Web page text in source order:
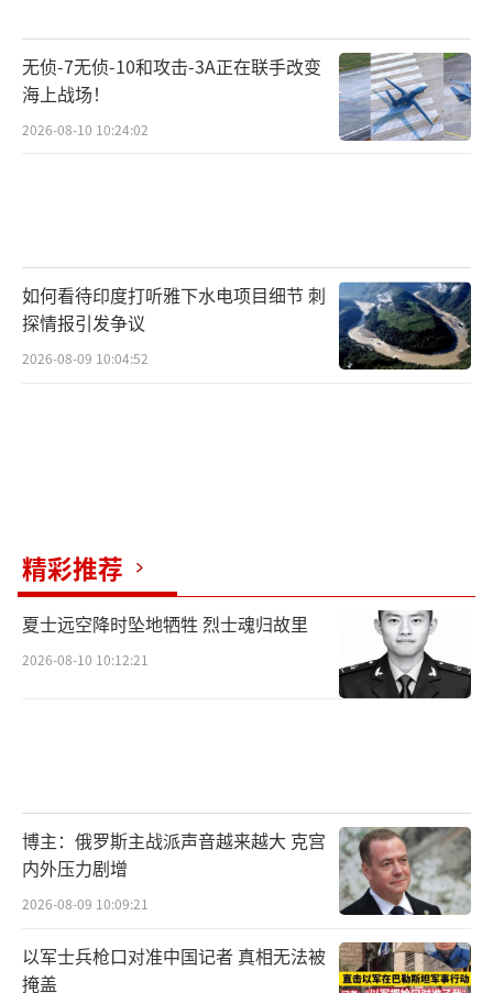
无侦-7无侦-10和攻击-3A正在联手改变
海上战场！
2026-08-10 10:24:02
如何看待印度打听雅下水电项目细节 刺
探情报引发争议
2026-08-09 10:04:52
精彩推荐
夏士远空降时坠地牺牲 烈士魂归故里
2026-08-10 10:12:21
博主：俄罗斯主战派声音越来越大 克宫
内外压力剧增
2026-08-09 10:09:21
以军士兵枪口对准中国记者 真相无法被
掩盖